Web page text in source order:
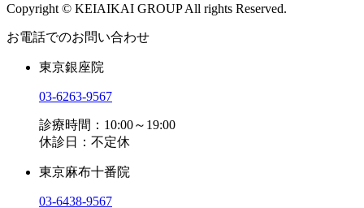
Copyright © KEIAIKAI GROUP All rights Reserved.
お電話でのお問い合わせ
東京銀座院
03-6263-9567
診療時間：10:00～19:00
休診日：不定休
東京麻布十番院
03-6438-9567